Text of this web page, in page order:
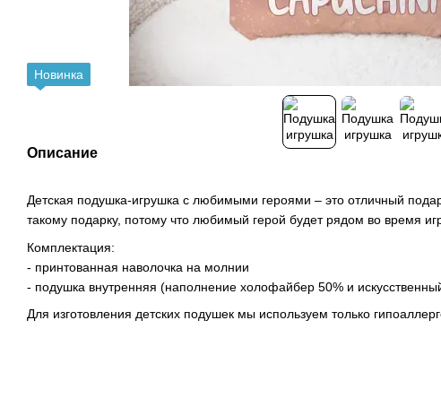
Новинка
Описание
Детская подушка-игрушка с любимыми героями – это отличный
такому подарку, потому что любимый герой будет рядом во время
Комплектация:
- принтованная наволочка на молнии
- подушка внутренняя (наполнение холофайбер 50% и
Для изготовления детских подушек мы используем только